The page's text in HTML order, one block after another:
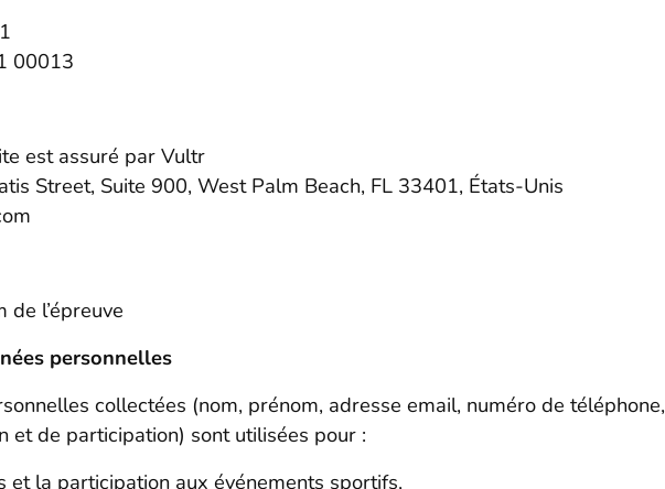
00013
est assuré par Vultr
Street, Suite 900, West Palm Beach, FL 33401, États-Unis
de l’épreuve
personnelles
collectées (nom, prénom, adresse email, numéro de téléphone,
et de participation) sont utilisées pour :
et la participation aux événements sportifs,